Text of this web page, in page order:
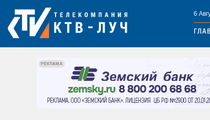
6
РЕКЛАМА